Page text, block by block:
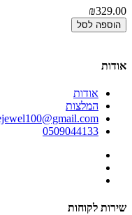
₪329.00
הוספה לסל
אודות
אודות
המלצות
0509044133
שירות לקוחות